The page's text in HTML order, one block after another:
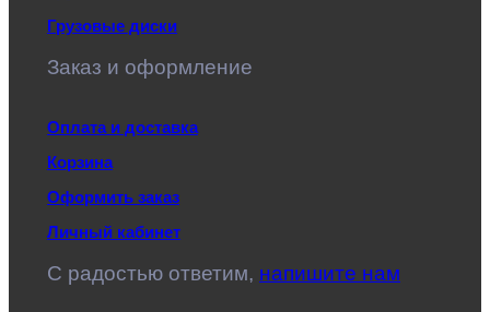
Грузовые диски
Заказ и оформление
Оплата и доставка
Корзина
Оформить заказ
Личный кабинет
C радостью ответим, напишите нам